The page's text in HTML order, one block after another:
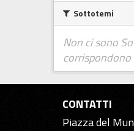
Sottotemi
Non ci sono
corrispondono
CONTATTI
Piazza del